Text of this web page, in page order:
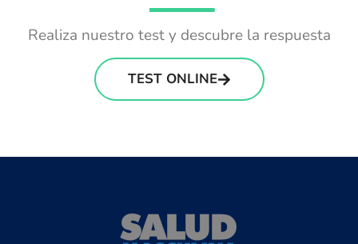
Realiza nuestro test y descubre la respuesta
TEST ONLINE